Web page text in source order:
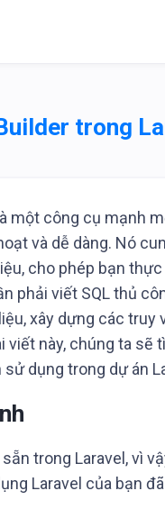
trong
một công cụ mạnh
và dễ dàng. Nó
cho phép bạn thực
phải viết SQL thủ
xây dựng các
viết này, chúng ta sẽ
dụng trong dự án
trong Laravel, vì
Laravel của bạn